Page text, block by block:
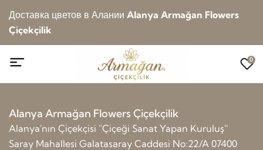
Доставка цветов в Алании Alanya Armağan Flowers
Çiçekçilik
0
Alanya Armağan Flowers Çiçekçilik
Alanya'nın Çiçekçisi ''Çiçeği Sanat Yapan Kuruluş''
Saray Mahallesi Galatasaray Caddesi No:22/A 07400